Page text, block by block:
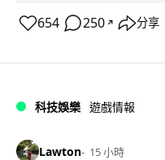
654 250 ↗ 分享
科技娛樂 遊戲情報
Lawton 15 小時